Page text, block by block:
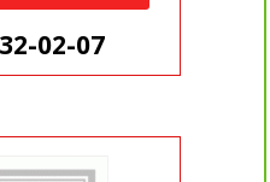
02-07